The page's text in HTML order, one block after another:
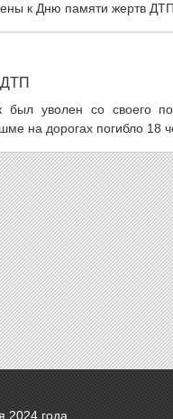
к Дню памяти жертв
уволен со своего
на дорогах погибло 18
года.